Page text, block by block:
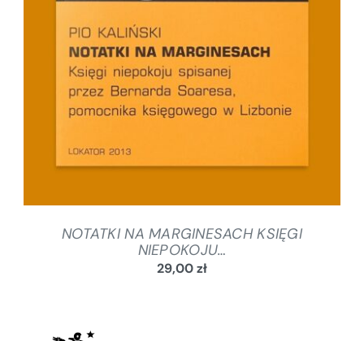
NOTATKI NA MARGINESACH KSIĘGI
NIEPOKOJU…
29,00zł